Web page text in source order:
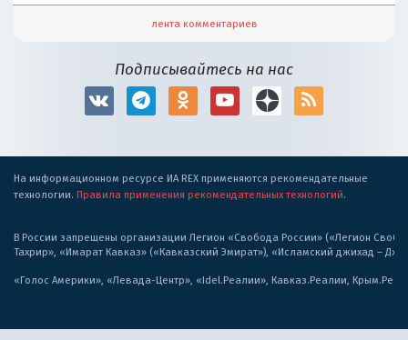
лента комментариев
Подписывайтесь на нас
На информационном ресурсе ИА REX применяются рекомендательные
технологии. Правила применения рекомендательных технологий.
В России запрещены организации Легион «Свобода России» («Легион
Тахрир», «Имарат Кавказ» («Кавказский Эмират»), «Исламский джихад –
«Голос Америки», «Левада-Центр», «Idel.Реалии», Кавказ.Реалии,